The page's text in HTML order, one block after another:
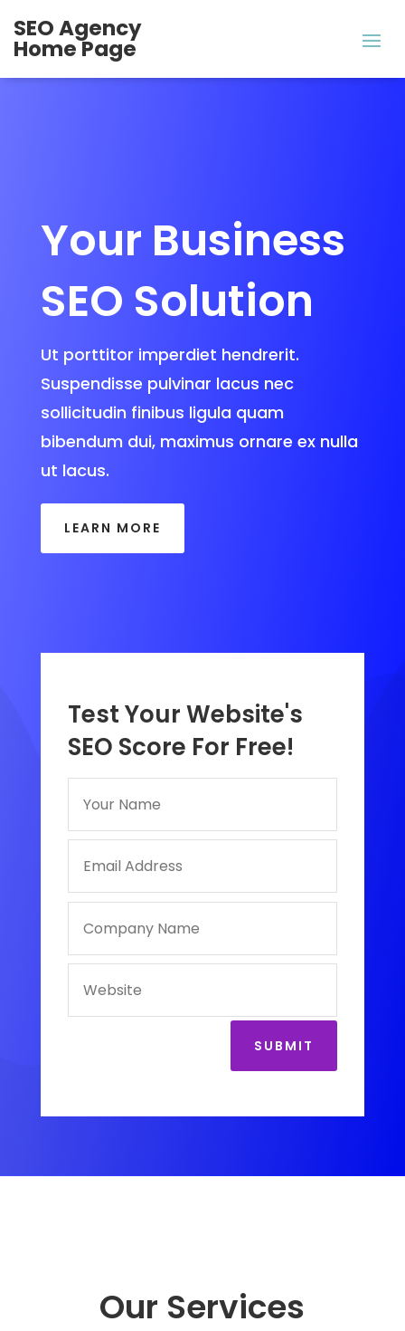
SEO Agency
Home Page
Your Business
SEO Solution
Ut porttitor imperdiet hendrerit.
Suspendisse pulvinar lacus nec
sollicitudin finibus ligula quam
bibendum dui, maximus ornare ex nulla
ut lacus.
LEARN MORE
Test Your Website's
SEO Score For Free!
SUBMIT
Our Services